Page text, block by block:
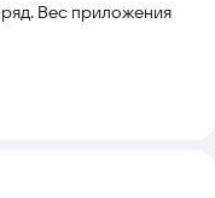
Вес приложения
Шуберт.